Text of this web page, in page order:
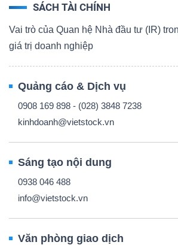
SÁCH TÀI CHÍNH
Vai trò của Quan hệ Nhà đầu tư (IR)
giá trị doanh nghiệp
Quảng cáo & Dịch vụ
0908 169 898 - (028) 3848 7238
kinhdoanh@vietstock.vn
Sáng tạo nội dung
0938 046 488
info@vietstock.vn
Văn phòng giao dịch